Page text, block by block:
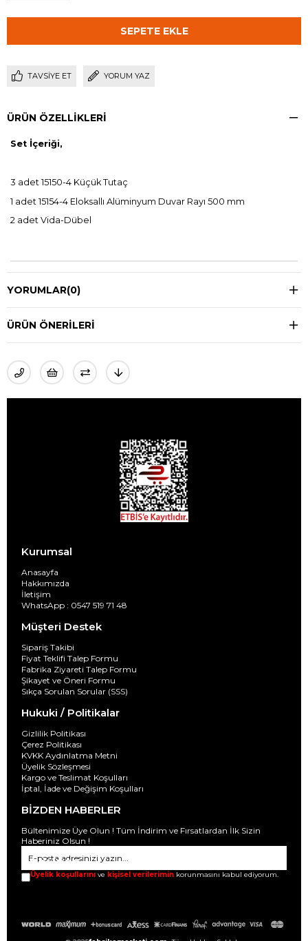
TAVSIYE ET YORUM YAZ
ÜRÜN ÖZELLIKLERI
Set İçeriği,
3 adet 15150-4 Küçük Tutaç
1 adet 15154-4 Eloksallı Alüminyum Duvar Rayı 500 mm
2 adet Vida-Dübel
YORUMLAR(0)
ÜRÜN ÖNERILERI
Kurumsal
Anasayfa
Hakkımızda
İletişim
WhatsApp : 0547 519 71 48
Müşteri Destek
Sipariş Takibi
Fiyat Teklifi Talep Formu
Fabrika Ziyareti Talep Formu
Şikayet ve Öneri Formu
Sıkça Sorulan Sorular (SSS)
Hukuki / Politikalar
Gizlilik Politikası
Çerez Politikası
KVKK Aydınlatma Metni
Üyelik Sözleşmesi
Kargo ve Teslimat Koşulları
İptal, İade ve Değişim Koşulları
BİZDEN HABERLER
Bültenimize Üye Olun ! Tüm İndirim ve Fırsatlardan İlk Sizin
Haberiniz Olsun !
GÖNDER
Üyelik koşullarını ve kişisel verilerimin korunmasını kabul ediyorum.